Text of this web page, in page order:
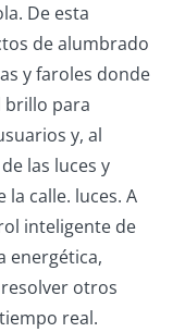
De esta
de alumbrado
y faroles donde
brillo para
y, al
las luces y
calle. luces. A
inteligente de
energética,
otros
real.